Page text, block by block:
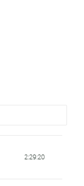
2:29:20